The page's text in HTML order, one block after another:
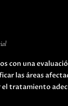
con una
las áreas
tratamiento